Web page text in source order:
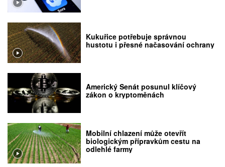
Kukuřice potřebuje správnou
hustotu i přesné načasování ochrany
Americký Senát posunul klíčový
zákon o kryptoměnách
Mobilní chlazení může otevřít
biologickým přípravkům cestu na
odlehlé farmy